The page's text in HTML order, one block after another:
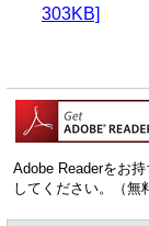
303KB]
Adobe Readerをお
してください。（無